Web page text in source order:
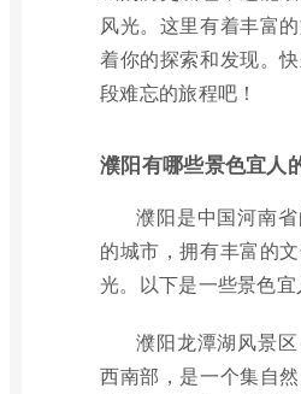
风光。这里有着丰富
着你的探索和发现。
段难忘的旅程吧！
濮阳有哪些景色宜人
濮阳是中国河南
的城市，拥有丰富的
光。以下是一些景色宜
濮阳龙潭湖风景
西南部，是一个集自